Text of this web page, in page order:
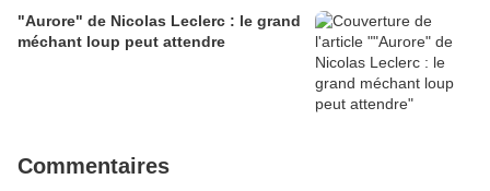
"Aurore" de Nicolas Leclerc : le grand
méchant loup peut attendre
Commentaires